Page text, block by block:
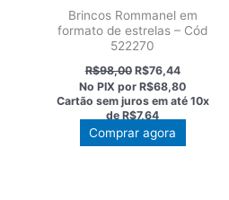
Brincos Rommanel em
formato de estrelas – Cód
522270
R$98,00 O
preço
original
era:
R$98,00.
R$76,44O
preço
atual
é:
R$76,44.
No PIX porR$68,80
Cartão sem juros em até 10x
de R$7,64
Comprar agora